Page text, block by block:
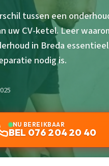
tussen een
uw CV-ketel. Leer
in Breda
nodig is.
NU BEREIKBAAR
BEL 076 204 20 40